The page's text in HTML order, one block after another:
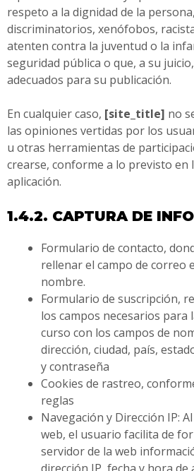
respeto a la dignidad de la
discriminatorios, xenófobos,
atenten contra la juventud o la
seguridad pública o que, a su
adecuados para su publicación.
En cualquier caso, [site_title] no
las opiniones vertidas por los
u otras herramientas de
crearse, conforme a lo previsto en
aplicación.
1.4.2. CAPTURA DE
Formulario de contacto,
rellenar el campo de correo
nombre.
Formulario de suscripción,
los campos necesarios para
curso con los campos de
dirección, ciudad, país,
y contraseña
Cookies de rastreo,
reglas
Navegación y Dirección IP:
web, el usuario facilita de
servidor de la web